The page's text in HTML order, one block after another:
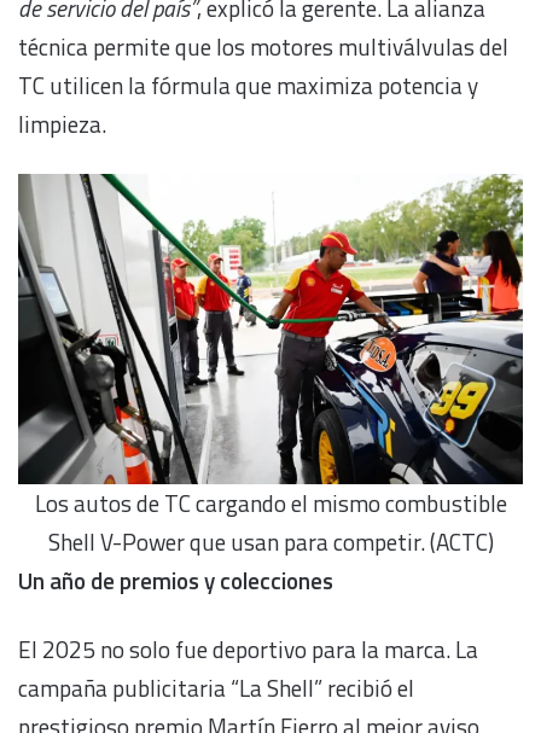
de servicio del país”, explicó la gerente. La alianza
técnica permite que los motores multiválvulas del
TC utilicen la fórmula que maximiza potencia y
limpieza.
Los autos de TC cargando el mismo combustible
Shell V-Power que usan para competir. (ACTC)
Un año de premios y colecciones
El 2025 no solo fue deportivo para la marca. La
campaña publicitaria “La Shell” recibió el